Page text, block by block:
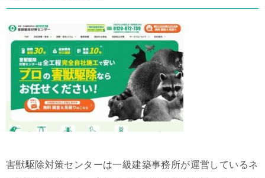
害獣駆除対策センターは一級建築事務所が運営しているネ